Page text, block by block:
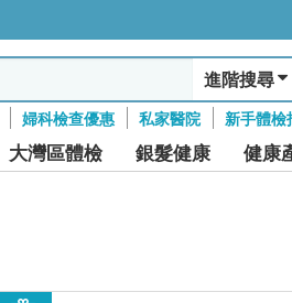
進階搜尋
婦科檢查優惠 私家醫院 新手體檢
大灣區體檢 銀髮健康 健康